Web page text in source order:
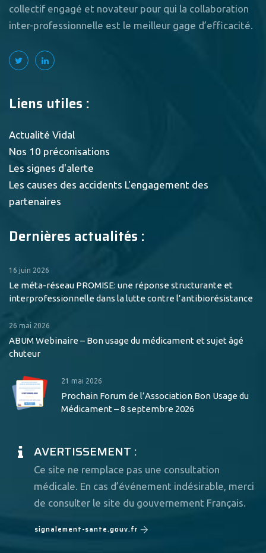
collectif engagé et novateur pour qui la collaboration
inter-professionnelle est le meilleur gage d’efficacité.
Liens utiles :
Actualité Vidal
Nos 10 préconisations
Les signes d'alerte
Les causes des accidents L'engagement des
partenaires
Dernières actualités :
16 juin 2026
Le méta-réseau PROMISE: une réponse structurante et
interprofessionnelle dans la lutte contre l’antibiorésistance
26 mai 2026
ABUM Webinaire – Bon usage du médicament et sujet âgé
chuteur
21 mai 2026
Prochain Forum de l’Association Bon Usage du
Médicament – 8 septembre 2026
AVERTISSEMENT :
Ce site ne remplace pas une consultation
médicale. En cas d’événement indésirable, merci
de consulter le site du gouvernement Français.
signalement-sante.gouv.fr